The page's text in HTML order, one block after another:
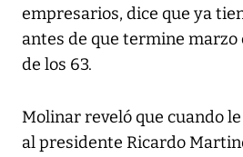
empresarios, dice que ya
antes de que termine
de los 63.
Molinar reveló que cuando
al presidente Ricardo